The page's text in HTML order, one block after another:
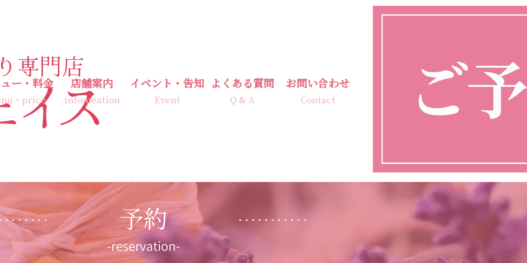
ー・料金
・price
店舗案内
infomeation
イベント・告知
Event
よくある質問
Q & A
お問い合わせ
Contact